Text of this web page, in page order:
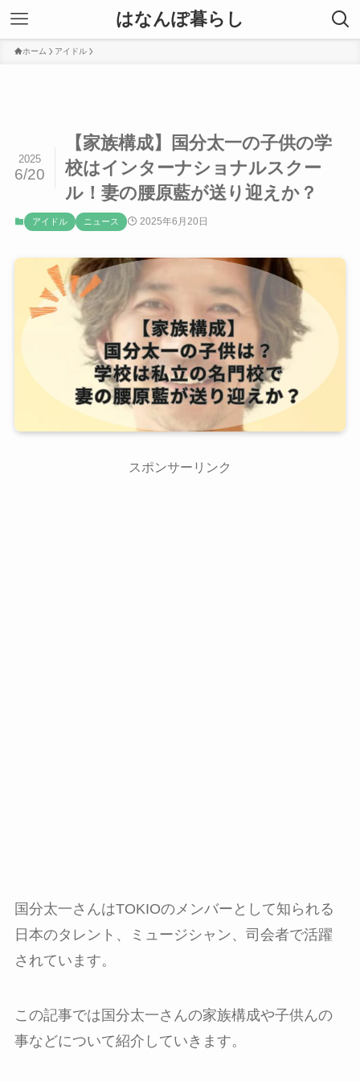
はなんぽ暮らし
ホーム アイドル
【家族構成】国分太一の子供の学
校はインターナショナルスクー
ル！妻の腰原藍が送り迎えか？
2025
6/20
アイドル ニュース 2025年6月20日
スポンサーリンク
国分太一さんはTOKIOのメンバーとして知られる
日本のタレント、ミュージシャン、司会者で活躍
されています。
この記事では国分太一さんの家族構成や子供んの
事などについて紹介していきます。